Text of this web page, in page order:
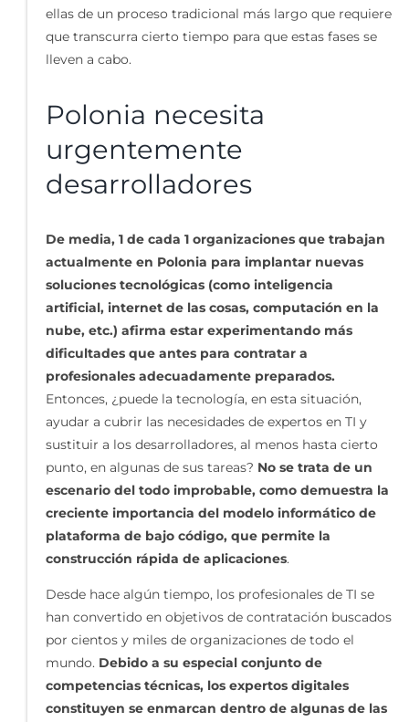
ellas de un proceso tradicional más largo que requiere
que transcurra cierto tiempo para que estas fases se
lleven a cabo.
Polonia necesita
urgentemente
desarrolladores
De media, 1 de cada 1 organizaciones que trabajan
actualmente en Polonia para implantar nuevas
soluciones tecnológicas (como inteligencia
artificial, internet de las cosas, computación en la
nube, etc.) afirma estar experimentando más
dificultades que antes para contratar a
profesionales adecuadamente preparados.
Entonces, ¿puede la tecnología, en esta situación,
ayudar a cubrir las necesidades de expertos en TI y
sustituir a los desarrolladores, al menos hasta cierto
punto, en algunas de sus tareas? No se trata de un
escenario del todo improbable, como demuestra la
creciente importancia del modelo informático de
plataforma de bajo código, que permite la
construcción rápida de aplicaciones.
Desde hace algún tiempo, los profesionales de TI se
han convertido en objetivos de contratación buscados
por cientos y miles de organizaciones de todo el
mundo. Debido a su especial conjunto de
competencias técnicas, los expertos digitales
constituyen se enmarcan dentro de algunas de las